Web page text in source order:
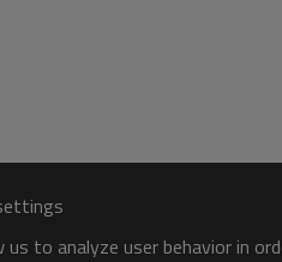
to analyze user behavior in